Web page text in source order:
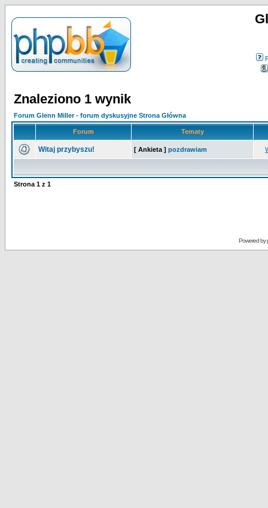
Znaleziono 1 wynik
Forum Glenn Miller - forum dyskusyjne Strona Główna
Forum Tematy
Witaj przybyszu! [ Ankieta ] pozdrawiam
Strona 1 z 1
Powered by